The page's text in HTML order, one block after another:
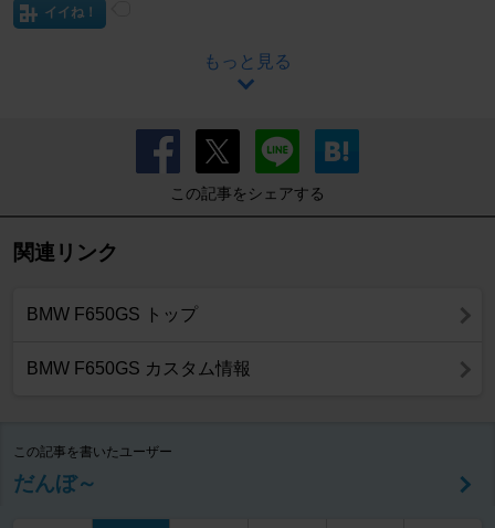
イイね！
もっと見る
この記事をシェアする
関連リンク
BMW F650GS トップ
BMW F650GS カスタム情報
この記事を書いたユーザー
だんぼ～